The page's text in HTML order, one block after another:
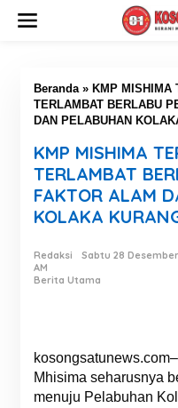
Beranda» KMP MISHIMA
TERLAMBAT BERLABU
DAN PELABUHAN
KMP MISHIMA
TERLAMBAT
FAKTOR ALAM
KOLAKA
Redaksi
Sabtu 28
AM
Berita Utama
Mhisima seharusnya
menuju Pelabuhan